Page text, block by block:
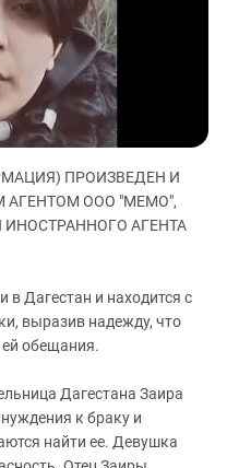
ЗА ПАЛЕСТИНУ
В ЧЕЧНЕ
АКТИВИСТОВ
И ПРОТЕСТЫ
ПРОИЗВЕДЕН И
АГЕНТОМ ООО "МЕМО",
АГЕНТА
в Дагестан и находится с
выразив надежду, что
обещания.
Дагестана Заира
к браку и
найти ее. Девушка